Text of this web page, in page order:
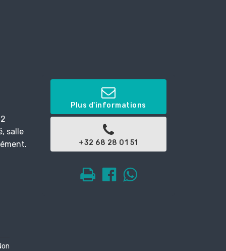
salle
Plus d'informations
+32 68 28 01 51